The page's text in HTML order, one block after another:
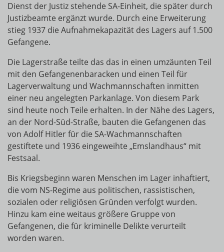
Dienst der Justiz stehende SA-Einheit, die später durch
Justizbeamte ergänzt wurde. Durch eine Erweiterung
stieg 1937 die Aufnahmekapazität des Lagers auf 1.500
Gefangene.
Die Lagerstraße teilte das das in einen umzäunten Teil
mit den Gefangenenbaracken und einen Teil für
Lagerverwaltung und Wachmannschaften inmitten
einer neu angelegten Parkanlage. Von diesem Park
sind heute noch Teile erhalten. In der Nähe des Lagers,
an der Nord-Süd-Straße, bauten die Gefangenen das
von Adolf Hitler für die SA-Wachmannschaften
gestiftete und 1936 eingeweihte „Emslandhaus“ mit
Festsaal.
Bis Kriegsbeginn waren Menschen im Lager inhaftiert,
die vom NS-Regime aus politischen, rassistischen,
sozialen oder religiösen Gründen verfolgt wurden.
Hinzu kam eine weitaus größere Gruppe von
Gefangenen, die für kriminelle Delikte verurteilt
worden waren.